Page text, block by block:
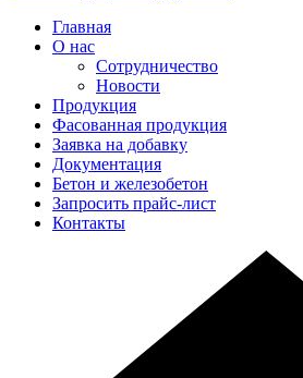
Главная
О нас
Сотрудничество
Новости
Продукция
Фасованная продукция
Заявка на добавку
Документация
Бетон и железобетон
Запросить прайс-лист
Контакты